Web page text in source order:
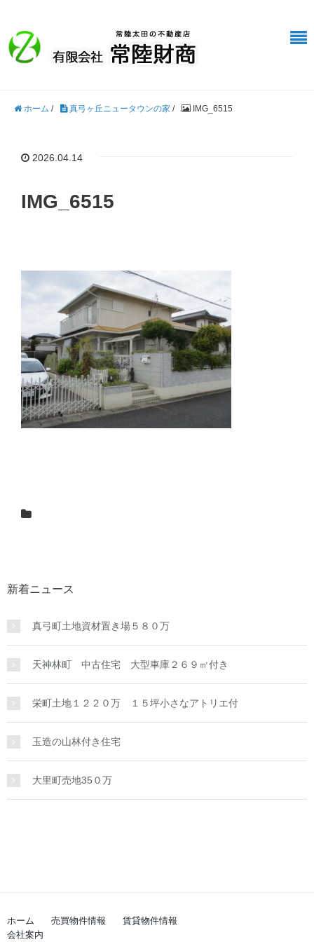
ホーム / 真弓ヶ丘ニュータウンの家 / IMG_6515
2026.04.14
IMG_6515
新着ニュース
真弓町土地資材置き場５８０万
天神林町 中古住宅 大型車庫２６９㎡付き
栄町土地１２２０万 １５坪小さなアトリエ付
玉造の山林付き住宅
大里町売地35０万
ホーム 売買物件情報
賃貸物件情報
会社案内